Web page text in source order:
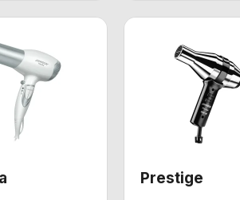
Prestige